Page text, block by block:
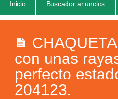
Inicio Buscador anuncios
con unas
perfecto
204123.